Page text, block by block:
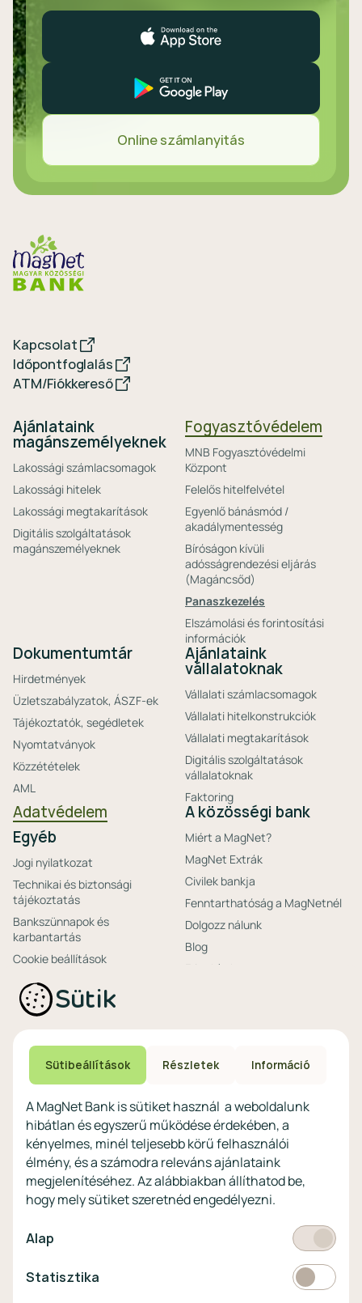
Online számlanyitás
Kapcsolat
Időpontfoglalás
ATM/Fiókkereső
Ajánlataink
magánszemélyeknek
Lakossági számlacsomagok
Lakossági hitelek
Lakossági megtakarítások
Digitális szolgáltatások
magánszemélyeknek
Fogyasztóvédelem
MNB Fogyasztóvédelmi
Központ
Felelős hitelfelvétel
Egyenlő bánásmód /
akadálymentesség
Bíróságon kívüli
adósságrendezési eljárás
(Magáncsőd)
Panaszkezelés
Elszámolási és forintosítási
információk
Dokumentumtár
Hirdetmények
Üzletszabályzatok, ÁSZF-ek
Tájékoztatók, segédletek
Nyomtatványok
Közzétételek
AML
Ajánlataink
vállalatoknak
Vállalati számlacsomagok
Vállalati hitelkonstrukciók
Vállalati megtakarítások
Digitális szolgáltatások
vállalatoknak
Faktoring
Adatvédelem
Egyéb
Jogi nyilatkozat
Technikai és biztonsági
tájékoztatás
Bankszünnapok és
karbantartás
Cookie beállítások
A közösségi bank
Miért a MagNet?
MagNet Extrák
Civilek bankja
Fenntarthatóság a MagNetnél
Dolgozz nálunk
Blog
Friss hírek
Ajánlataink non-
profitoknak
számlacsomagok
Megtakarítások non-
profitoknak
Digitális szolgáltatások non-
profitoknak
eszközökön
Vértezze fel magát a
kibercsalásokkal
szemben!
Látogasson el a KiberPajzs
honlapra!
Sütik
Sütibeállítások Részletek Információ
A MagNet Bank is sütiket használ a weboldalunk
hibátlan és egyszerű működése érdekében, a
kényelmes, minél teljesebb körű felhasználói
élmény, és a számodra releváns ajánlataink
megjelenítéséhez. Az alábbiakban állíthatod be,
hogy mely sütiket szeretnéd engedélyezni.
Alap Kötelező
Statisztika Statisztikai